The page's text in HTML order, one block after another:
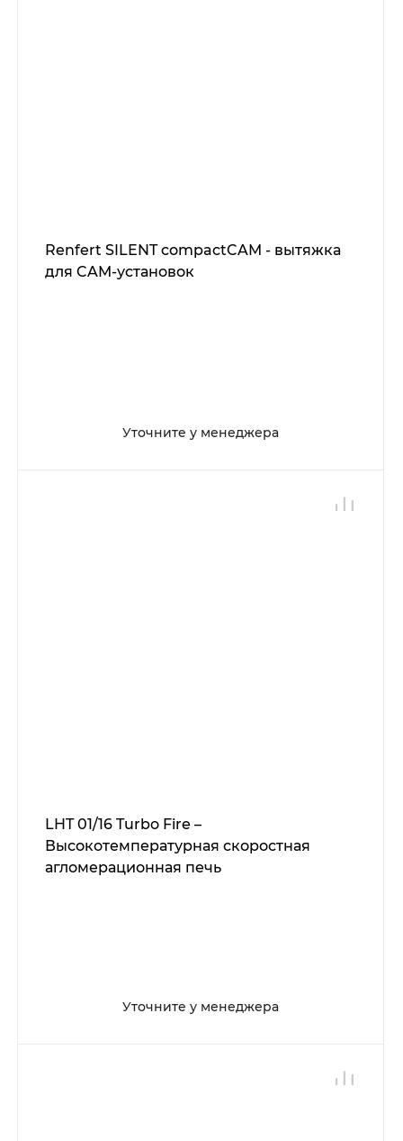
Renfert SILENT compactCAM - вытяжка
для CAM-установок
Уточните у менеджера
LHT 01/16 Turbo Fire –
Высокотемпературная скоростная
агломерационная печь
Уточните у менеджера